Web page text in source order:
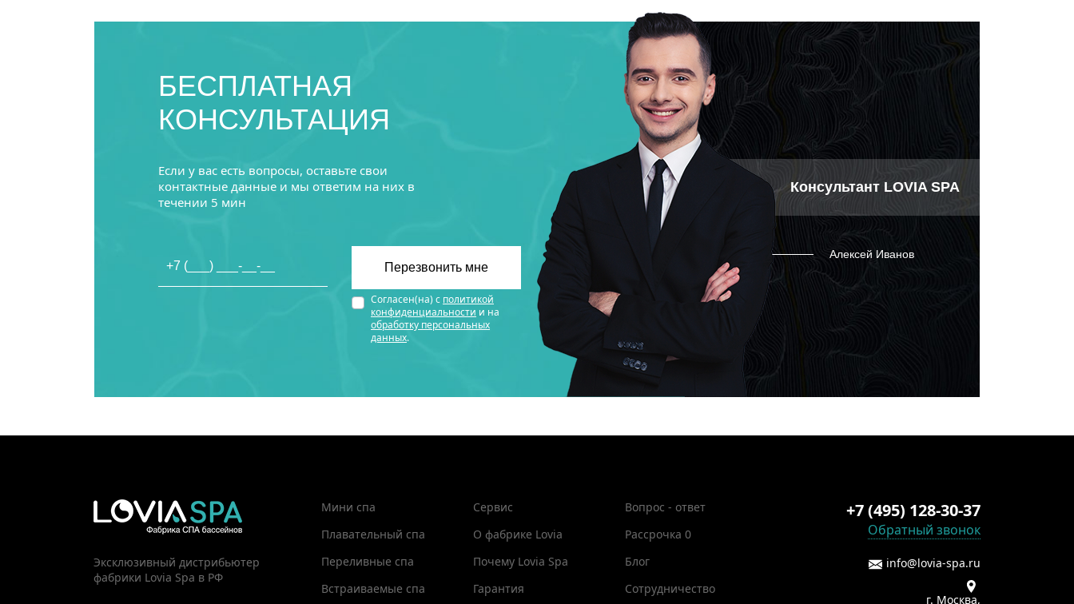
БЕСПЛАТНАЯ
КОНСУЛЬТАЦИЯ
Если у вас есть вопросы, оставьте свои
контактные данные и мы ответим на них в
течении 5 мин
Согласен(на) с политикой
конфиденциальности и на
обработку персональных
данных.
Консультант LOVIA SPA
Алексей Иванов
Эксклюзивный дистрибьютер
фабрики Lovia Spa в РФ
Мини спа
Плавательный спа
Переливные спа
Встраиваемые спа
Сервис
О фабрике Lovia
Почему Lovia Spa
Гарантия
Вопрос - ответ
Рассрочка 0
Блог
Сотрудничество
+7 (495) 128-30-37
Обратный звонок
info@lovia-spa.ru
г. Москва,